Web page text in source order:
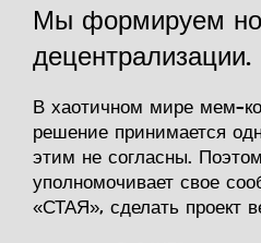
Мы формируем
децентрализации.
В хаотичном мире мем-
решение принимается
этим не согласны.
уполномочивает свое
«СТАЯ», сделать проект